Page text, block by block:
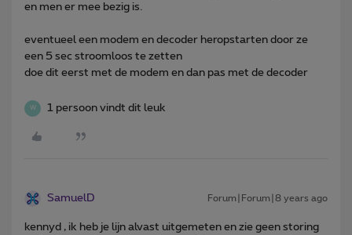
en men er mee bezig is.
eventueel een modem en decoder heropstarten door ze
een 5 sec stroomloos te zetten
doe dit eerst met de modem en dan pas met de decoder
W 1 persoon vindt dit leuk
SamuelD Forum|Forum|8 years ago
kennyd , ik heb je lijn alvast uitgemeten en zie geen storing